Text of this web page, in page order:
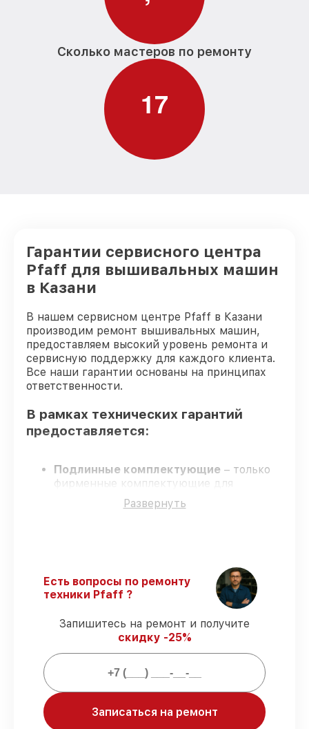
Сколько мастеров по ремонту
17
Гарантии сервисного центра
Pfaff для вышивальных машин
в Казани
В нашем сервисном центре Pfaff в Казани
производим ремонт вышивальных машин,
предоставляем высокий уровень ремонта и
сервисную поддержку для каждого клиента.
Все наши гарантии основаны на принципах
ответственности.
В рамках технических гарантий
предоставляется:
Подлинные комплектующие – только
фирменные комплектующие для
восстановления вышивальных машин.
Сертифицированные инженеры
восстановления без задержек.
Официальная гарантия
соблюдением гарантийных обязательств.
Гарантии на восстановление
вышивальных машин:
заказов закрываем при клиенте
Развернуть
Есть вопросы по ремонту
техники Pfaff ?
Запишитесь на ремонт и получите
скидку -25%
Записаться на ремонт